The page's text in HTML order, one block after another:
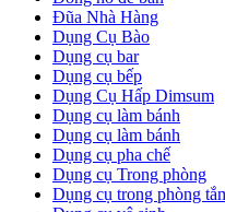
Đũa Nhà Hàng
Dụng Cụ Bào
Dụng cụ bar
Dụng cụ bếp
Dụng Cụ Hấp Dimsum
Dụng cụ làm bánh
Dụng cụ làm bánh
Dụng cụ pha chế
Dụng cụ Trong phòng
Dụng cụ trong phòng